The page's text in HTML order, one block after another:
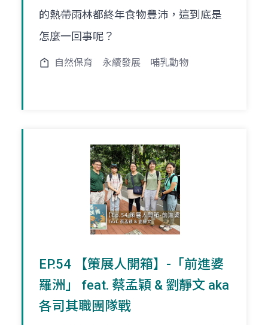
的熱帶雨林都終年食物豐沛，這到底是
怎麼一回事呢？
自然保育 永續發展 哺乳動物
EP.54 【策展人開箱】-「前進婆
羅洲」 feat. 蔡孟穎 & 劉靜文 aka
各司其職團隊戰